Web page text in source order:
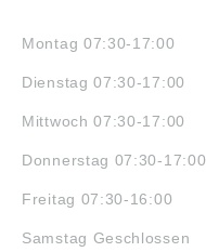
Montag 07:30-17:00
Dienstag 07:30-17:00
Mittwoch 07:30-17:00
Donnerstag 07:30-17:00
Freitag 07:30-16:00
Samstag Geschlossen